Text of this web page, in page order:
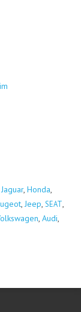
Jagu­ar, Hon­da,
, Jeep, SEAT,
, Audi,